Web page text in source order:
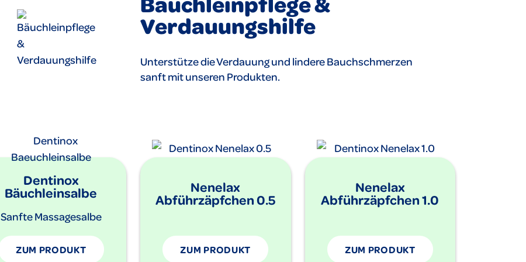
Verdauungshilfe
Unterstütze die Verdauung und lindere Bauchschmerzen
sanft mit unseren Produkten.
Dentinox
Bäuchleinsalbe
Sanfte Massagesalbe
ZUM PRODUKT
Nenelax
Abführzäpfchen 0.5
ZUM PRODUKT
Nenelax
Abführzäpfchen 1.0
ZUM PRODUKT